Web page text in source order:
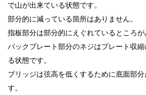
で山が出来ている状態です。
部分的に減っている箇所はありません。
指板部分は部分的にえぐれているところが
バックプレート部分のネジはプレート収
る状態です。
ブリッジは弦高を低くするために底面部
す。